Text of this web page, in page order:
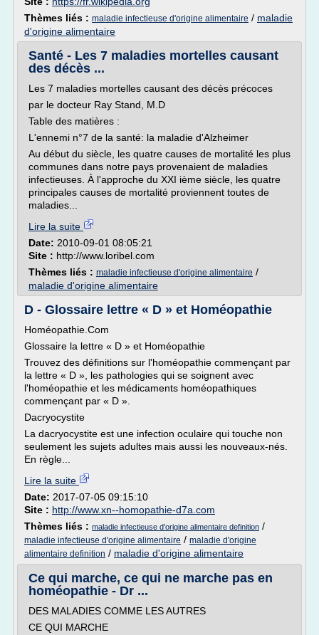
Thèmes liés : maladie infectieuse d'origine alimentaire / maladie
d'origine alimentaire
Santé - Les 7 maladies mortelles causant
des décès ...
Les 7 maladies mortelles causant des décès précoces
par le docteur Ray Stand, M.D
Table des matières :
L'ennemi n°7 de la santé: la maladie d'Alzheimer
Au début du siècle, les quatre causes de mortalité les plus
communes dans notre pays provenaient de maladies
infectieuses. À l'approche du XXI ième siècle, les quatre
principales causes de mortalité proviennent toutes de
maladies...
Lire la suite
Date: 2010-09-01 08:05:21
Site : http://www.loribel.com
Thèmes liés : maladie infectieuse d'origine alimentaire /
maladie d'origine alimentaire
D - Glossaire lettre « D » et Homéopathie
Homéopathie.Com
Glossaire la lettre « D » et Homéopathie
Trouvez des définitions sur l'homéopathie commençant par
la lettre « D », les pathologies qui se soignent avec
l'homéopathie et les médicaments homéopathiques
commençant par « D ».
Dacryocystite
La dacryocystite est une infection oculaire qui touche non
seulement les sujets adultes mais aussi les nouveaux-nés.
En règle...
Lire la suite
Date: 2017-07-05 09:15:10
Site : http://www.xn--homopathie-d7a.com
Thèmes liés : maladie infectieuse d'origine alimentaire definition /
maladie infectieuse d'origine alimentaire / maladie d'origine
alimentaire definition / maladie d'origine alimentaire
Ce qui marche, ce qui ne marche pas en
homéopathie - Dr ...
DES MALADIES COMME LES AUTRES
CE QUI MARCHE